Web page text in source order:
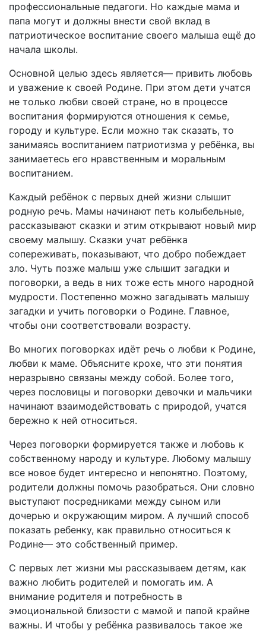
профессиональные педагоги. Но каждые мама и
папа могут и должны внести свой вклад в
патриотическое воспитание своего малыша ещё до
начала школы.
Основной целью здесь является— привить любовь
и уважение к своей Родине. При этом дети учатся
не только любви своей стране, но в процессе
воспитания формируются отношения к семье,
городу и культуре. Если можно так сказать, то
занимаясь воспитанием патриотизма у ребёнка, вы
занимаетесь его нравственным и моральным
воспитанием.
Каждый ребёнок с первых дней жизни слышит
родную речь. Мамы начинают петь колыбельные,
рассказывают сказки и этим открывают новый мир
своему малышу. Сказки учат ребёнка
сопереживать, показывают, что добро побеждает
зло. Чуть позже малыш уже слышит загадки и
поговорки, а ведь в них тоже есть много народной
мудрости. Постепенно можно загадывать малышу
загадки и учить поговорки о Родине. Главное,
чтобы они соответствовали возрасту.
Во многих поговорках идёт речь о любви к Родине,
любви к маме. Объясните крохе, что эти понятия
неразрывно связаны между собой. Более того,
через пословицы и поговорки девочки и мальчики
начинают взаимодействовать с природой, учатся
бережно к ней относиться.
Через поговорки формируется также и любовь к
собственному народу и культуре. Любому малышу
все новое будет интересно и непонятно. Поэтому,
родители должны помочь разобраться. Они словно
выступают посредниками между сыном или
дочерью и окружающим миром. А лучший способ
показать ребенку, как правильно относиться к
Родине— это собственный пример.
С первых лет жизни мы рассказываем детям, как
важно любить родителей и помогать им. А
внимание родителя и потребность в
эмоциональной близости с мамой и папой крайне
важны. И чтобы у ребёнка развивалось такое же